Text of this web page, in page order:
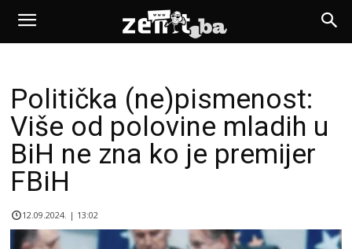
Politička (ne)pismenost:
Više od polovine mladih u
BiH ne zna ko je premijer
FBiH
12.09.2024. | 13:02